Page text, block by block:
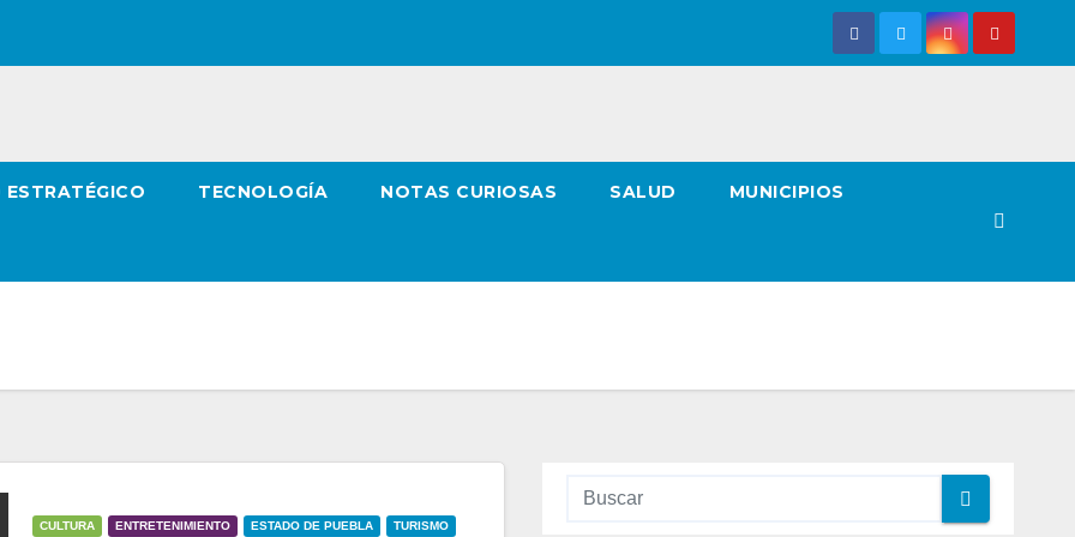
TECNOLOGÍA NOTAS CURIOSAS SALUD MUNICIPIOS
CULTURA ENTRETENIMIENTO ESTADO DE PUEBLA TURISMO